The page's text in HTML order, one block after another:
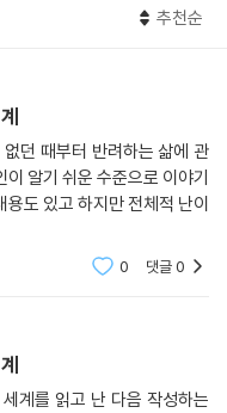
이야기 : 196~197쪽」중에서
간과 동물이 함께 써 내려온
나의 종으로서 우리가 지
을 통해 얻은 의학적 성과로
걸음 더 가까이 다가설 수 있
가 들려주는 경이롭고 흥미
병과 치료를 연구하는 활동이
상호작용과 생태계 흐름을
다.
과학 수업
떠올릴 때 연상되는 것 중의
추천순
던 때부터 반려하는 삶에 관
알기 쉬운 수준으로 이야기
도 있고 하지만 전체적 난이
0 댓글0
계를 읽고 난 다음 작성하는